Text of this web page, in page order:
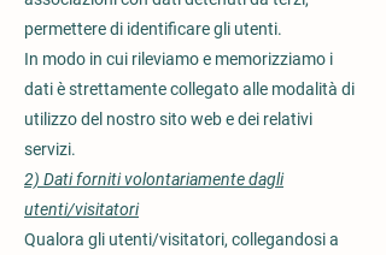
permettere di identificare gli utenti.
In modo in cui rileviamo e memorizziamo i
dati è strettamente collegato alle modalità di
utilizzo del nostro sito web e dei relativi
servizi.
2) Dati forniti volontariamente dagli
utenti/visitatori
Qualora gli utenti/visitatori, collegandosi a